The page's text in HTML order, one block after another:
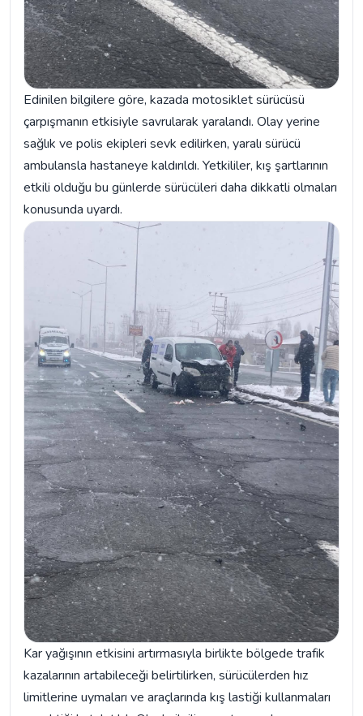
Edinilen bilgilere göre, kazada motosiklet sürücüsü
çarpışmanın etkisiyle savrularak yaralandı. Olay yerine
sağlık ve polis ekipleri sevk edilirken, yaralı sürücü
ambulansla hastaneye kaldırıldı. Yetkililer, kış şartlarının
etkili olduğu bu günlerde sürücüleri daha dikkatli olmaları
konusunda uyardı.
Kar yağışının etkisini artırmasıyla birlikte bölgede trafik
kazalarının artabileceği belirtilirken, sürücülerden hız
limitlerine uymaları ve araçlarında kış lastiği kullanmaları